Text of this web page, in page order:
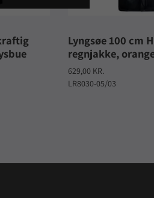
Lyngsøe 100 cm
regnjakke,
629,00 KR.
LR8030-05/03